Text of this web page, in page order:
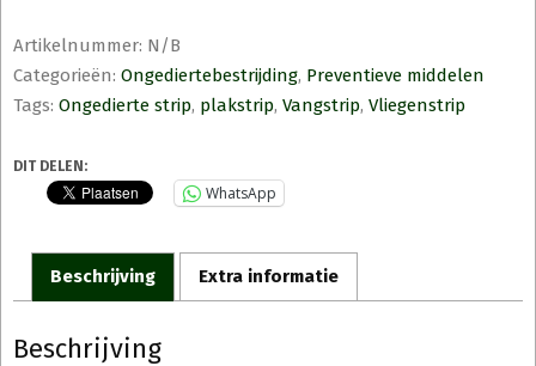
Artikelnummer: N/B
Categorieën: Ongediertebestrijding, Preventieve middelen
Tags: Ongedierte strip, plakstrip, Vangstrip, Vliegenstrip
DIT DELEN:
WhatsApp
Beschrijving Extra informatie
Beschrijving